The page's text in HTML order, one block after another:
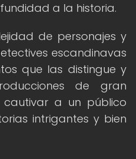
a la historia.
de personajes y
escandinavas
que las distingue y
de gran
a un público
intrigantes y bien